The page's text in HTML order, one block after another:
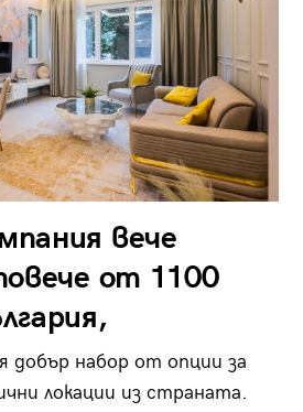
вече
от 1100
добър набор от опции за
локации из страната.